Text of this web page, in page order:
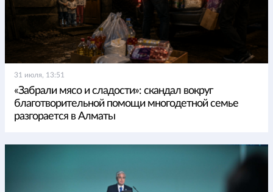
31 июля, 13:51
«Забрали мясо и сладости»: скандал вокруг
благотворительной помощи многодетной семье
разгорается в Алматы